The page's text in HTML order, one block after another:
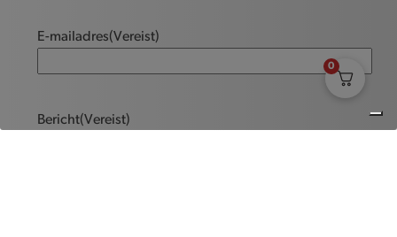
E-mailadres(Vereist)
Bericht(Vereist)
0